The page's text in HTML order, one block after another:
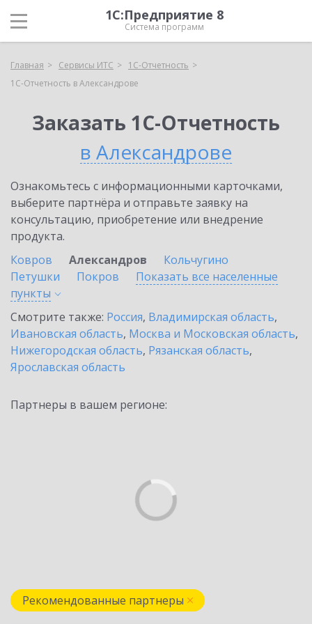
1С:Предприятие 8
Система программ
Главная Сервисы ИТС
1С-Отчетность
1С-Отчетность в Александрове
Заказать 1С-Отчетность
в Александрове
Ознакомьтесь с информационными карточками,
выберите партнёра и отправьте заявку на
консультацию, приобретение или внедрение
продукта.
Ковров
Александров
Кольчугино
Петушки
Покров
Показать все населенные
пункты
Смотрите также: Россия, Владимирская область,
Ивановская область, Москва и Московская область,
Нижегородская область, Рязанская область,
Ярославская область
Партнеры в вашем регионе:
Рекомендованные партнеры